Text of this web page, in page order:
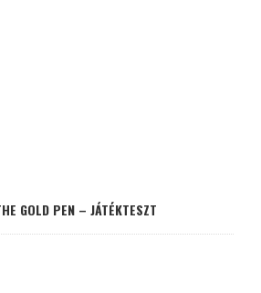
GOLD PEN – JÁTÉKTESZT